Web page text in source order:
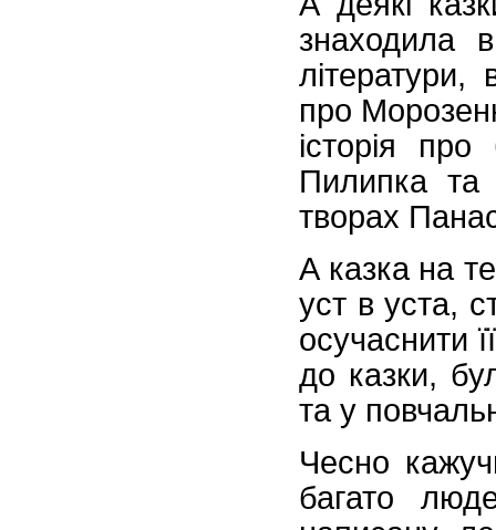
знаходила
про
історія
Пилипка та
творах
А казка на
уст в уста,
осучаснити
до казки,
та у
Чесно
багато